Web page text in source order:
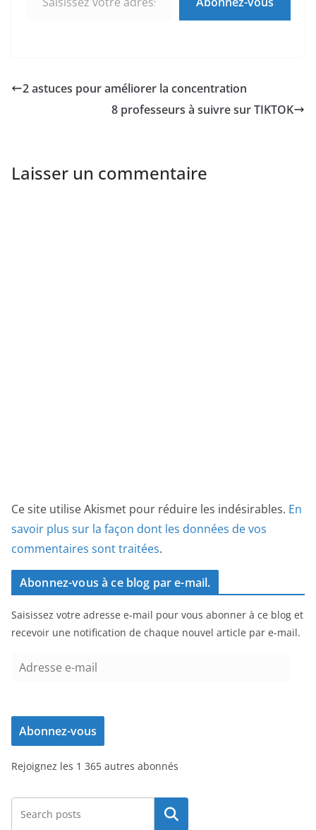
2 astuces pour améliorer la concentration
8 professeurs à suivre sur TIKTOK
Laisser un commentaire
Ce site utilise Akismet pour réduire les indésirables. En
savoir plus sur la façon dont les données de vos
commentaires sont traitées.
Abonnez-vous à ce blog par e-mail.
Saisissez votre adresse e-mail pour vous abonner à ce blog et
recevoir une notification de chaque nouvel article par e-mail.
e
s
e
-
Abonnez-vous
Rejoignez les 1 365 autres abonnés
Rechercher